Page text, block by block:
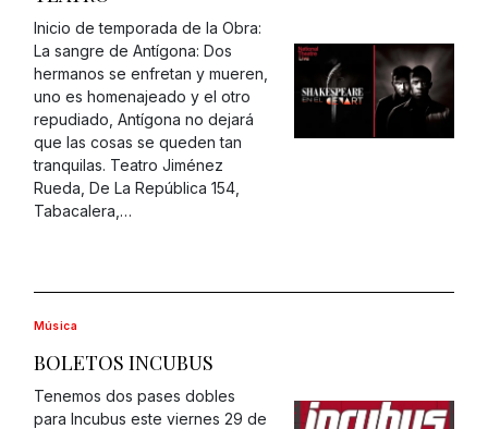
Inicio de temporada de la Obra:
La sangre de Antígona: Dos
hermanos se enfretan y mueren,
uno es homenajeado y el otro
repudiado, Antígona no dejará
que las cosas se queden tan
tranquilas. Teatro Jiménez
Rueda, De La República 154,
Tabacalera,…
Música
BOLETOS INCUBUS
Tenemos dos pases dobles
para Incubus este viernes 29 de